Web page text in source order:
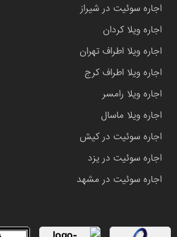
اجاره سوئیت در شیراز
اجاره ویلا کردان
اجاره ویلا اطراف تهران
اجاره ویلا اطراف کرج
اجاره ویلا رامسر
اجاره ویلا ماسال
اجاره سوئیت در کیش
اجاره سوئیت در یزد
اجاره سوئیت در مشهد